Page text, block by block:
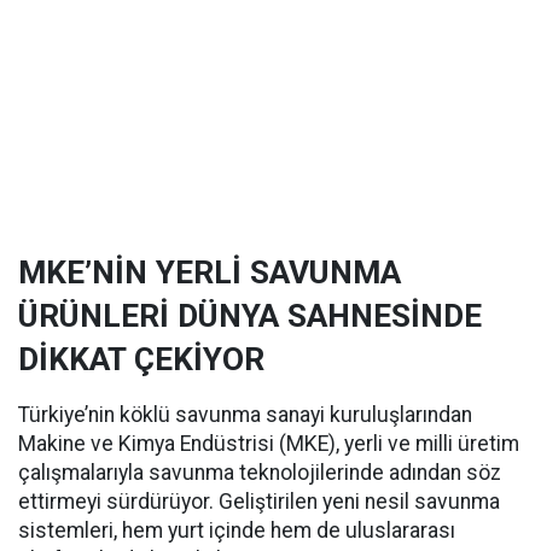
MKE’NİN YERLİ SAVUNMA
ÜRÜNLERİ DÜNYA SAHNESİNDE
DİKKAT ÇEKİYOR
Türkiye’nin köklü savunma sanayi kuruluşlarından
Makine ve Kimya Endüstrisi (MKE), yerli ve milli üretim
çalışmalarıyla savunma teknolojilerinde adından söz
ettirmeyi sürdürüyor. Geliştirilen yeni nesil savunma
sistemleri, hem yurt içinde hem de uluslararası